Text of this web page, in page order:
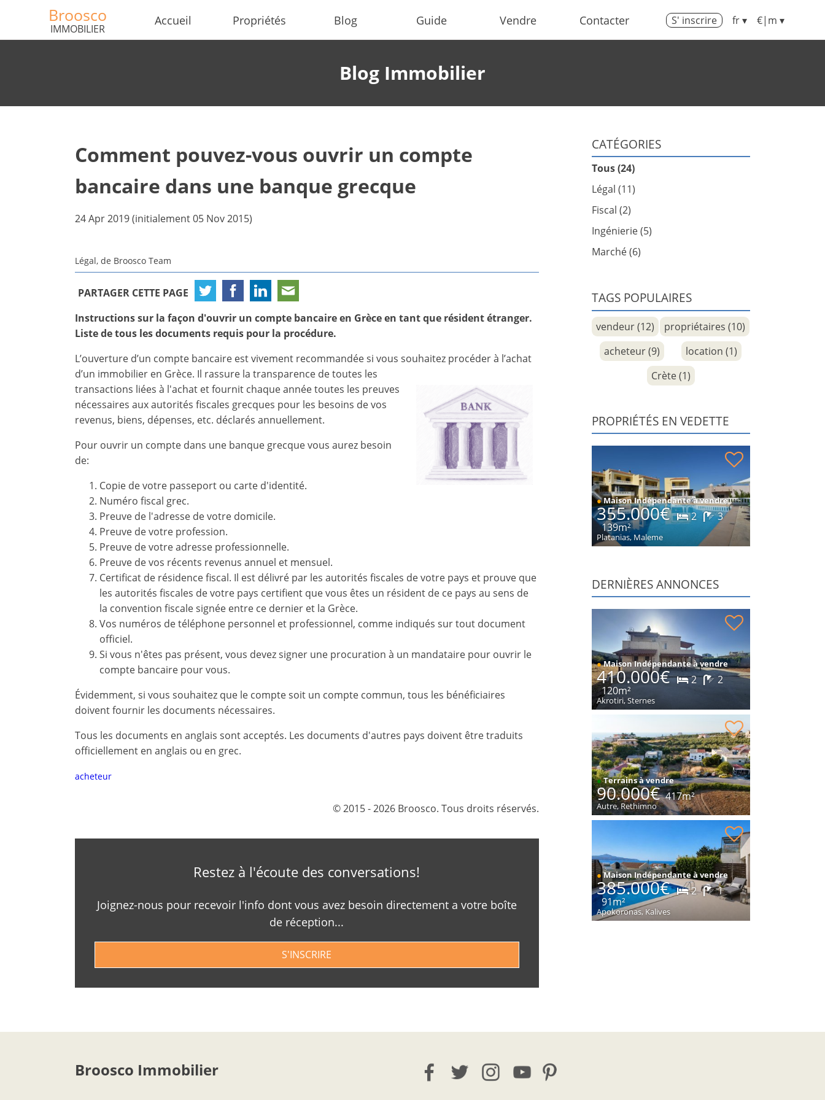
Broosco
IMMOBILIER
Accueil Propriétés Blog Guide Vendre Contacter S' inscrire fr ▾ €|m ▾
Blog Immobilier
Comment pouvez-vous ouvrir un compte
bancaire dans une banque grecque
24 Apr 2019 (initialement 05 Nov 2015)
Légal, de Broosco Team
PARTAGER CETTE PAGE
Instructions sur la façon d'ouvrir un compte bancaire en Grèce en tant que résident étranger.
Liste de tous les documents requis pour la procédure.
L’ouverture d’un compte bancaire est vivement recommandée si vous souhaitez procéder à l’achat
d’un immobilier en Grèce. Il rassure la transparence de toutes les
transactions liées à l'achat et fournit chaque année toutes les preuves
nécessaires aux autorités fiscales grecques pour les besoins de vos
revenus, biens, dépenses, etc. déclarés annuellement.
Pour ouvrir un compte dans une banque grecque vous aurez besoin
de:
Copie de votre passeport ou carte d'identité.
Numéro fiscal grec.
Preuve de l'adresse de votre domicile.
Preuve de votre profession.
Preuve de votre adresse professionnelle.
Preuve de vos récents revenus annuel et mensuel.
Certificat de résidence fiscal. Il est délivré par les autorités fiscales de votre pays et prouve que
les autorités fiscales de votre pays certifient que vous êtes un résident de ce pays au sens de
la convention fiscale signée entre ce dernier et la Grèce.
Vos numéros de téléphone personnel et professionnel, comme indiqués sur tout document
officiel.
Si vous n'êtes pas présent, vous devez signer une procuration à un mandataire pour ouvrir le
compte bancaire pour vous.
Évidemment, si vous souhaitez que le compte soit un compte commun, tous les bénéficiaires
doivent fournir les documents nécessaires.
Tous les documents en anglais sont acceptés. Les documents d'autres pays doivent être traduits
officiellement en anglais ou en grec.
acheteur
© 2015 - 2026 Broosco. Tous droits réservés.
Restez à l'écoute des conversations!
Joignez-nous pour recevoir l'info dont vous avez besoin directement a votre boîte
de réception...
S'INSCRIRE
CATÉGORIES
Tous (24)
Légal (11)
Fiscal (2)
Ingénierie (5)
Marché (6)
TAGS POPULAIRES
vendeur (12)
propriétaires (10)
acheteur (9)
location (1)
Crète (1)
PROPRIÉTÉS EN VEDETTE
Maison avec appartement d'hôtes et vue sur la
●Maison Indépendante à vendre
355.000€ 2
3
139m²
Platanias, Maleme
DERNIÈRES ANNONCES
Maison en pierre dans un endroit paisible à
●Maison Indépendante à vendre
410.000€ 2
2
120m²
Akrotiri, Sternes
●Terrains à vendre
90.000€ 417m²
Autre, Rethimno
●Maison Indépendante à vendre
385.000€ 2
1
91m²
Apokoronas, Kalives
Broosco Immobilier
Unités
m/km/m²
ft/mi/ft²